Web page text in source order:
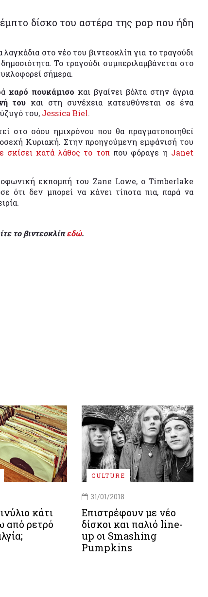
δίσκο του αστέρα της pop που ήδη
στο νέο του βιντεοκλίπ για το τραγούδι
Το τραγούδι συμπεριλαμβάνεται στο
σήμερα.
καρό πουκάμισο και βγαίνει βόλτα στην άγρια
του και στη συνέχεια κατευθύνεται σε ένα
του, Jessica Biel.
στο σόου ημιχρόνου που θα πραγματοποιηθεί
Κυριακή. Στην προηγούμενη εμφάνισή του
σκίσει κατά λάθος το τοππου φόραγε η Janet
εκπομπή του Zane Lowe, o Timberlake
ότι δεν μπορεί να κάνει τίποτα πια, παρά να
το βιντεοκλίπεδώ.
κάτι
από ρετρό
CULTURE
31/01/2018
Επιστρέφουν με νέο
δίσκοι και παλιό line-
up οι Smashing
Pumpkins